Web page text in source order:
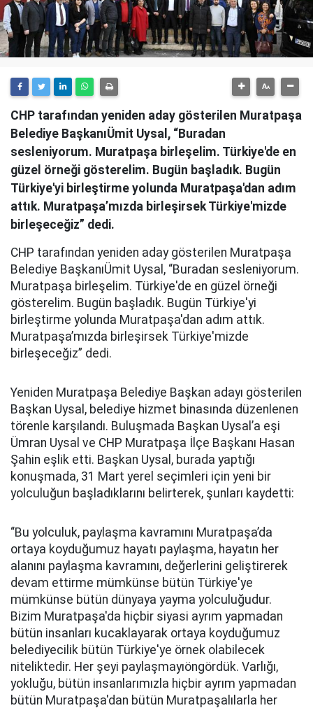
CHP tarafından yeniden aday gösterilen Muratpaşa
Belediye BaşkanıÜmit Uysal, “Buradan
sesleniyorum. Muratpaşa birleşelim. Türkiye'de en
güzel örneği gösterelim. Bugün başladık. Bugün
Türkiye'yi birleştirme yolunda Muratpaşa'dan adım
attık. Muratpaşa’mızda birleşirsek Türkiye'mizde
birleşeceğiz” dedi.
CHP tarafından yeniden aday gösterilen Muratpaşa
Belediye BaşkanıÜmit Uysal, “Buradan sesleniyorum.
Muratpaşa birleşelim. Türkiye'de en güzel örneği
gösterelim. Bugün başladık. Bugün Türkiye'yi
birleştirme yolunda Muratpaşa'dan adım attık.
Muratpaşa’mızda birleşirsek Türkiye'mizde
birleşeceğiz” dedi.
Yeniden Muratpaşa Belediye Başkan adayı gösterilen
Başkan Uysal, belediye hizmet binasında düzenlenen
törenle karşılandı. Buluşmada Başkan Uysal’a eşi
Ümran Uysal ve CHP Muratpaşa İlçe Başkanı Hasan
Şahin eşlik etti. Başkan Uysal, burada yaptığı
konuşmada, 31 Mart yerel seçimleri için yeni bir
yolculuğun başladıklarını belirterek, şunları kaydetti:
“Bu yolculuk, paylaşma kavramını Muratpaşa’da
ortaya koyduğumuz hayatı paylaşma, hayatın her
alanını paylaşma kavramını, değerlerini geliştirerek
devam ettirme mümkünse bütün Türkiye'ye
mümkünse bütün dünyaya yayma yolculuğudur.
Bizim Muratpaşa'da hiçbir siyasi ayrım yapmadan
bütün insanları kucaklayarak ortaya koyduğumuz
belediyecilik bütün Türkiye'ye örnek olabilecek
niteliktedir. Her şeyi paylaşmayıöngördük. Varlığı,
yokluğu, bütün insanlarımızla hiçbir ayrım yapmadan
bütün Muratpaşa'dan bütün Muratpaşalılarla her